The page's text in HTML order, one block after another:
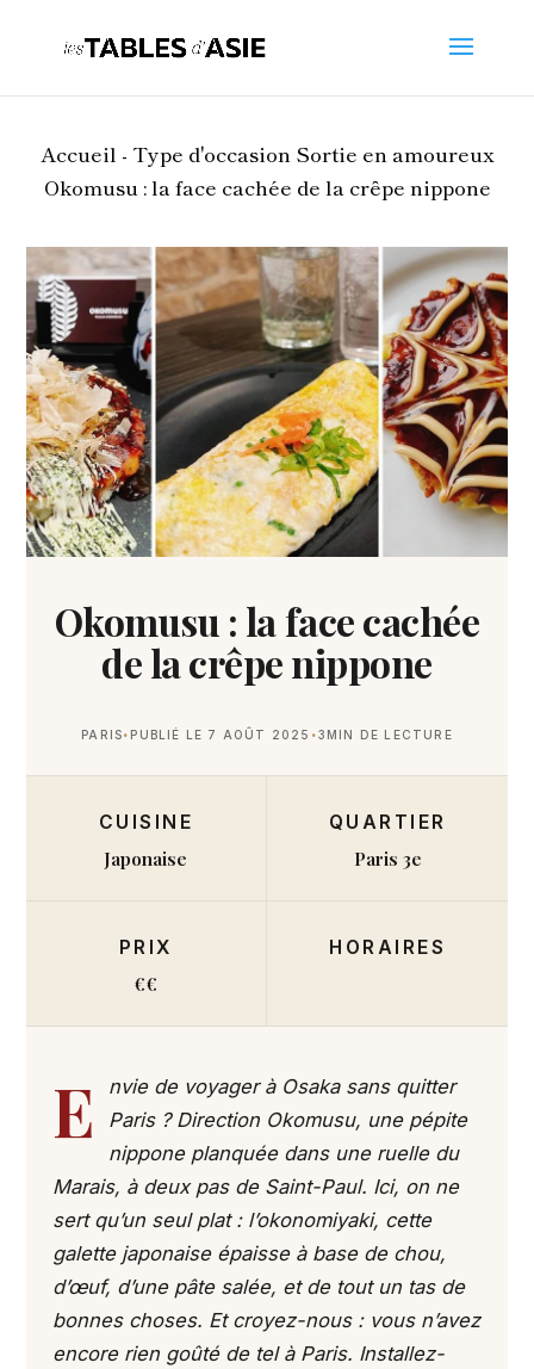
Accueil - Type d'occasion Sortie en amoureux
Okomusu : la face cachée de la crêpe nippone
Okomusu : la face cachée
de la crêpe nippone
PARIS PUBLIÉ LE 7 AOÛT 2025 3 MIN DE LECTURE
CUISINE
Japonaise
QUARTIER
Paris 3e
PRIX
€€
HORAIRES
E
nvie de voyager à Osaka sans quitter
Paris ? Direction Okomusu, une pépite
nippone planquée dans une ruelle du
Marais, à deux pas de Saint-Paul. Ici, on ne
sert qu’un seul plat : l’okonomiyaki, cette
galette japonaise épaisse à base de chou,
d’œuf, d’une pâte salée, et de tout un tas de
bonnes choses. Et croyez-nous : vous n’avez
encore rien goûté de tel à Paris. Installez-